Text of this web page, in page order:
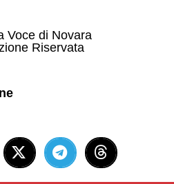
Voce di Novara
Riservata